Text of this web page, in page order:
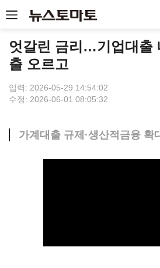
엇갈린 금리…기업대출
출 오르고
입력: 2026-05-29 14:54:02
수정: 2026-06-01 08:05:32
가계대출 규제·생산적금융 확